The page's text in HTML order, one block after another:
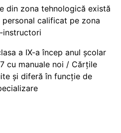
din zona tehnologică există
calificat pe zona
instructori
a IX-a încep anul școlar
cu manuale noi / Cărțile
și diferă în funcție de